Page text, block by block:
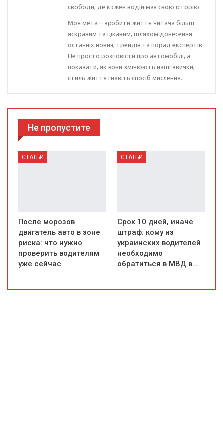
свободи, де кожен водій має свою історію.
Моя мета – зробити життя читача більш
яскравим та цікавим, шляхом донесення
останніх новин, трендів та порад експертів.
Не просто розповісти про автомобілі, а
показати, як вони змінюють наші звички,
стиль життя і навіть спосіб мислення.
Не пропустите
СТАТЬИ
После морозов
двигатель авто в зоне
риска: что нужно
проверить водителям
уже сейчас
СТАТЬИ
Срок 10 дней, иначе
штраф: кому из
украинских водителей
необходимо
обратиться в МВД в…